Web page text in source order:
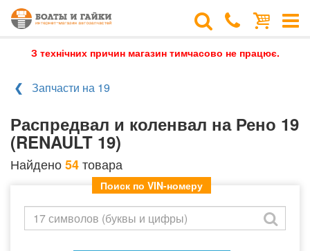
З технічних причин магазин тимчасово не працює.
Запчасти на 19
Распредвал и коленвал на Рено 19
(RENAULT 19)
Найдено54товара
Поиск по VIN-номеру